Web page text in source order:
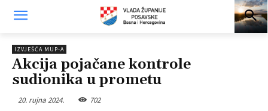
IZVJEŠĆA MUP-A
Akcija pojačane kontrole
sudionika u prometu
20. rujna 2024. 702